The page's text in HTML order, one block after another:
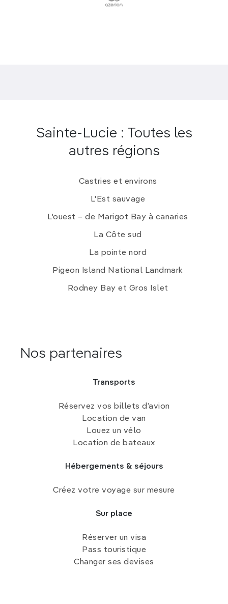
Sainte-Lucie : Toutes les
autres régions
Castries et environs
L'Est sauvage
L'ouest – de Marigot Bay à canaries
La Côte sud
La pointe nord
Pigeon Island National Landmark
Rodney Bay et Gros Islet
Nos partenaires
Transports
Réservez vos billets d’avion
Location de van
Louez un vélo
Location de bateaux
Hébergements & séjours
Créez votre voyage sur mesure
Sur place
Réserver un visa
Pass touristique
Changer ses devises